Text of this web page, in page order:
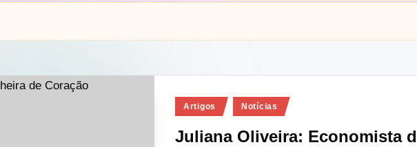
Posted
Artigos Notícias
Juliana Oliveira: Economista